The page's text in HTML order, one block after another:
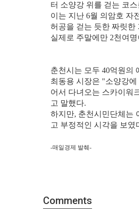
터 소양강 위를 걷는 코
이는 지난 6월 의암호 자
허공을 걷는 듯한 짜릿한
실제로 주말에만 2천여
춘천시는 모두 40억원의
최동용 시장은 "소양강
어서 다녀오는 스카이워
고 말했다.
하지만, 춘천시민단체는
고 부정적인 시각을 보였
-매일경제 발췌-
Comments